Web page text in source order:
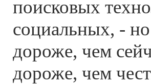
поисковых
социальных, -
дороже, чем
дороже, чем